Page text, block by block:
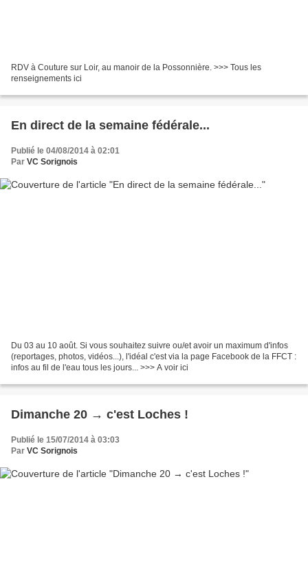
RDV à Couture sur Loir, au manoir de la Possonnière. >>> Tous les
renseignements ici
En direct de la semaine fédérale...
Publié le 04/08/2014 à 02:01
Par VC Sorignois
Du 03 au 10 août. Si vous souhaitez suivre ou/et avoir un maximum d'infos
(reportages, photos, vidéos...), l'idéal c'est via la page Facebook de la FFCT :
infos au fil de l'eau tous les jours... >>> A voir ici
Dimanche 20 → c'est Loches !
Publié le 15/07/2014 à 03:03
Par VC Sorignois